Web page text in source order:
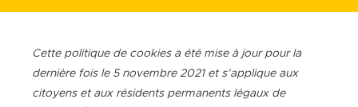
Cette politique de cookies a été mise à jour pour la
dernière fois le 5 novembre 2021 et s’applique aux
citoyens et aux résidents permanents légaux de